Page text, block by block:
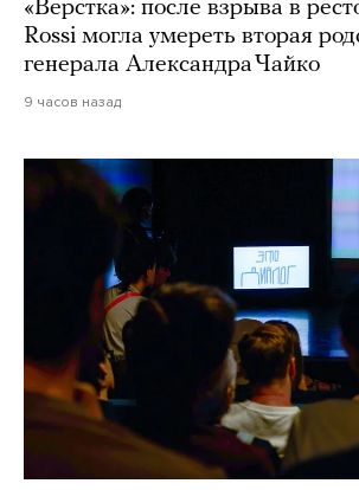
«Верстка»: после взрыва в
Rossi могла умереть вторая
генерала Александра Чайко
9 часов назад